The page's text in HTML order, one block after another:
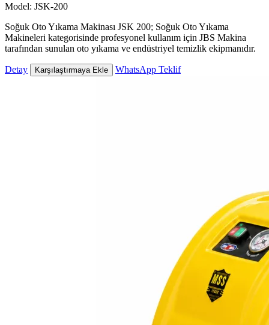
Model: JSK-200
Soğuk Oto Yıkama Makinası JSK 200; Soğuk Oto Yıkama
Makineleri kategorisinde profesyonel kullanım için JBS Makina
tarafından sunulan oto yıkama ve endüstriyel temizlik ekipmanıdır.
Detay Karşılaştırmaya Ekle WhatsApp Teklif